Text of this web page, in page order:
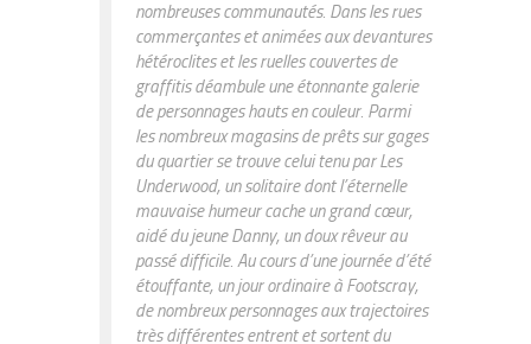
nombreuses communautés. Dans les rues
commerçantes et animées aux devantures
hétéroclites et les ruelles couvertes de
graffitis déambule une étonnante galerie
de personnages hauts en couleur. Parmi
les nombreux magasins de prêts sur gages
du quartier se trouve celui tenu par Les
Underwood, un solitaire dont l’éternelle
mauvaise humeur cache un grand cœur,
aidé du jeune Danny, un doux rêveur au
passé difficile. Au cours d’une journée d’été
étouffante, un jour ordinaire à Footscray,
de nombreux personnages aux trajectoires
très différentes entrent et sortent du